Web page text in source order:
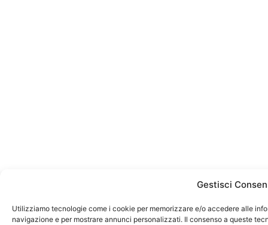
Gestisci
Utilizziamo tecnologie come i cookie per memorizzare e/o accedere alle
navigazione e per mostrare annunci personalizzati. Il consenso a queste